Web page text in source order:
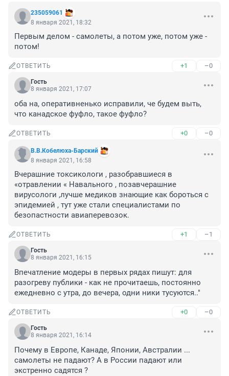
235059061
8 января 2021, 18:32
Первым делом - самолеты, а потом уже, потом уже -
потом!
ОТВЕТИТЬ +1 –0
Гость
8 января 2021, 17:07
оба на, оперативненько исправили, че будем выть,
что канадское фуфло, такое фуфло?
ОТВЕТИТЬ +0 –0
В.В.Кобелюха-Барский
8 января 2021, 16:58
Вчерашние токсикологи , разобравшиеся в
«отравлении « Навального , позавчерашние
вирусологи ,лучше медиков знающие как бороться с
эпидемией , тут уже стали специалистами по
безопастности авиаперевозок.
ОТВЕТИТЬ +1 –1
Гость
8 января 2021, 16:15
Впечатление модеры в первых рядах пишут: для
разогреву публики - как не прочитаешь, постоянно
ежедневно с утра, до вечера, одни ники тусуются.."
ОТВЕТИТЬ +0 –0
Гость
8 января 2021, 16:14
Почему в Европе, Канаде, Японии, Австралии ...
самолеты не падают? А в России падают или
экстренно садятся ?